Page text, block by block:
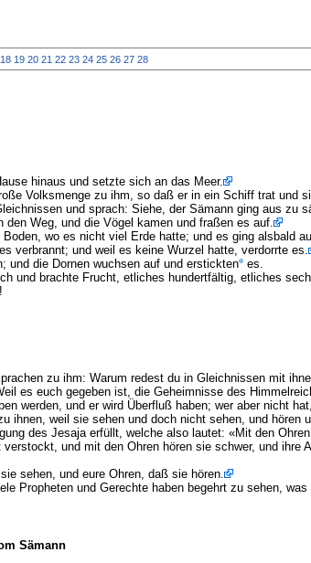
18 19 20 21 22 23 24 25 26 27 28
hinaus und setzte sich an das Meer.
Volksmenge zu ihm, so daß er in ein Schiff trat und
und sprach: Siehe, der Sämann ging aus zu
den Weg, und die Vögel kamen und fraßen es auf.
wo es nicht viel Erde hatte; und es ging alsbald
verbrannt; und weil es keine Wurzel hatte, verdorrte es.
und die Dornen wuchsen auf und erstickten es.
und brachte Frucht, etliches hundertfältig, etliches
zu ihm: Warum redest du in Gleichnissen mit
es euch gegeben ist, die Geheimnisse des
werden, und er wird Überfluß haben; wer aber nicht
ihnen, weil sie sehen und doch nicht sehen, und hören
des Jesaja erfüllt, welche also lautet: «Mit den
und mit den Ohren hören sie schwer, und
sehen, und eure Ohren, daß sie hören.
Propheten und Gerechte haben begehrt zu sehen,
Sämann